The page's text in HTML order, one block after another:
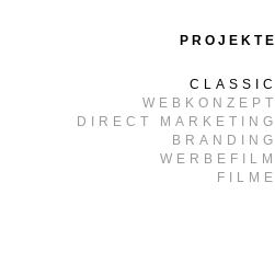
PROJEKTE
CLASSIC
WEBKONZEPT
DIRECT MARKETING
BRANDING
WERBEFILM
FILME